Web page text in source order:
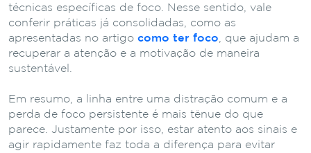
técnicas específicas de foco. Nesse sentido, vale
conferir práticas já consolidadas, como as
apresentadas no artigo como ter foco , que ajudam a
recuperar a atenção e a motivação de maneira
sustentável.
Em resumo, a linha entre uma distração comum e a
perda de foco persistente é mais tênue do que
parece. Justamente por isso, estar atento aos sinais e
agir rapidamente faz toda a diferença para evitar